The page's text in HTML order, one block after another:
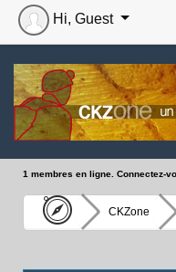
Hi, Guest
1 membres en ligne. Connectez-
CKZone